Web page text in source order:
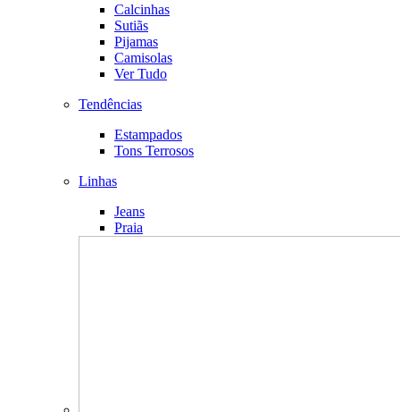
Calcinhas
Sutiãs
Pijamas
Camisolas
Ver Tudo
Tendências
Estampados
Tons Terrosos
Linhas
Jeans
Praia